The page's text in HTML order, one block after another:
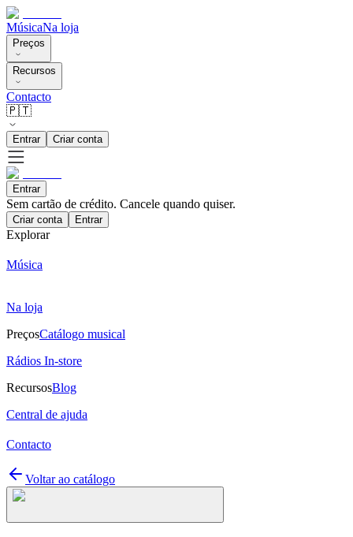
MúsicaNa loja
Preços
Recursos
Contacto
🇵🇹
Entrar Criar conta
Entrar
Sem cartão de crédito. Cancele quando quiser.
Criar conta Entrar
Explorar
Música
Na loja
PreçosCatálogo musical
Rádios In-store
RecursosBlog
Central de ajuda
Contacto
Voltar ao catálogo